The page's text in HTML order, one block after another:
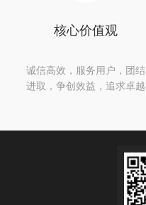
核心价值观
诚信高效，服务用户，团结
进取，争创效益，追求卓越